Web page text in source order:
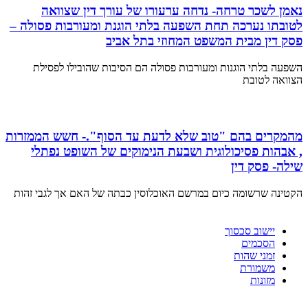
נאמן לשכר טרחה- נדחה ערעורו של עורך דין שצוואה
לטובתו נערכה תחת השפעה בלתי הוגנת ומעורבות פסולה –
פסק דין מבית המשפט המחוזי בתל אביב
השפעה בלתי הוגנות ומעורבות פסולה הם הסיבות שהובילו לפסילת
הצוואה לטובת
מהמקרים בהם "טוב שלא לדעת עד הסוף".- חשש הממזרות
, אבהות פסיכולוגית ושבעת הנימוקים של השופט נפתלי
שילה- פסק דין
הקטינה שרשומה כיום במרשם האוכלוסין כבתה של האם אך לגבי זהות
יישוב סכסוך
הסכמים
זמני שהות
משמורת
מזונות